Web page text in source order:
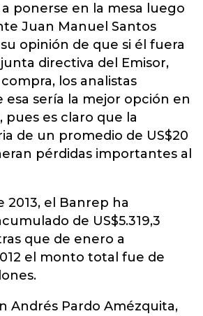
ponerse en la mesa luego
Juan Manuel Santos
opinión de que si él fuera
directiva del Emisor,
los analistas
esa sería la mejor opción en
es claro que la
de un promedio de US$20
pérdidas importantes al
2013, el Banrep ha
de US$5.319,3
que de enero a
el monto total fue de
Andrés Pardo Amézquita,